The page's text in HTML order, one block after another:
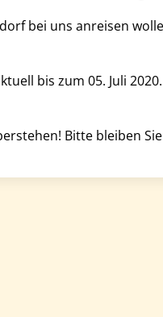
bei uns anreisen
bis zum 05. Juli
Bitte bleiben